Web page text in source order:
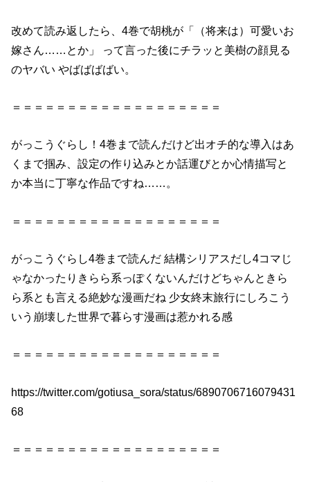
改めて読み返したら、4巻で胡桃が「（将来は）可愛いお
嫁さん……とか」 って言った後にチラッと美樹の顔見る
のヤバい やばばばばい。
＝＝＝＝＝＝＝＝＝＝＝＝＝＝＝＝＝＝＝
がっこうぐらし ！4巻 まで読んだけど出オチ的な導入はあ
くまで掴み、設定の作り込みとか話運びとか心情描写と
か本当に丁寧な作品ですね……。
＝＝＝＝＝＝＝＝＝＝＝＝＝＝＝＝＝＝＝
がっこうぐらし4巻 まで読んだ 結構シリアスだし4コマじ
ゃなかったりきらら系っぽくないんだけどちゃんときら
ら系とも言える絶妙な漫画だね 少女終末旅行にしろこう
いう崩壊した世界で暮らす漫画は惹かれる感
＝＝＝＝＝＝＝＝＝＝＝＝＝＝＝＝＝＝＝
https://twitter.com/gotiusa_sora/status/6890706716079431
68
＝＝＝＝＝＝＝＝＝＝＝＝＝＝＝＝＝＝＝